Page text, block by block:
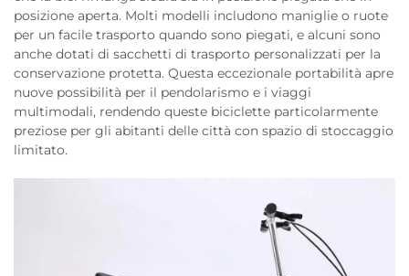
posizione aperta. Molti modelli includono maniglie o ruote
per un facile trasporto quando sono piegati, e alcuni sono
anche dotati di sacchetti di trasporto personalizzati per la
conservazione protetta. Questa eccezionale portabilità apre
nuove possibilità per il pendolarismo e i viaggi
multimodali, rendendo queste biciclette particolarmente
preziose per gli abitanti delle città con spazio di stoccaggio
limitato.